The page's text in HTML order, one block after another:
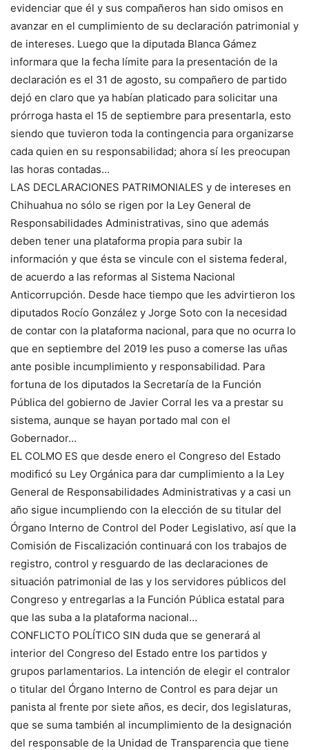
evidenciar que él y sus compañeros han sido omisos en
avanzar en el cumplimiento de su declaración patrimonial y
de intereses. Luego que la diputada Blanca Gámez
informara que la fecha límite para la presentación de la
declaración es el 31 de agosto, su compañero de partido
dejó en claro que ya habían platicado para solicitar una
prórroga hasta el 15 de septiembre para presentarla, esto
siendo que tuvieron toda la contingencia para organizarse
cada quien en su responsabilidad; ahora sí les preocupan
las horas contadas…
LAS DECLARACIONES PATRIMONIALES y de intereses en
Chihuahua no sólo se rigen por la Ley General de
Responsabilidades Administrativas, sino que además
deben tener una plataforma propia para subir la
información y que ésta se vincule con el sistema federal,
de acuerdo a las reformas al Sistema Nacional
Anticorrupción. Desde hace tiempo que les advirtieron los
diputados Rocío González y Jorge Soto con la necesidad
de contar con la plataforma nacional, para que no ocurra lo
que en septiembre del 2019 les puso a comerse las uñas
ante posible incumplimiento y responsabilidad. Para
fortuna de los diputados la Secretaría de la Función
Pública del gobierno de Javier Corral les va a prestar su
sistema, aunque se hayan portado mal con el
Gobernador…
EL COLMO ES que desde enero el Congreso del Estado
modificó su Ley Orgánica para dar cumplimiento a la Ley
General de Responsabilidades Administrativas y a casi un
año sigue incumpliendo con la elección de su titular del
Órgano Interno de Control del Poder Legislativo, así que la
Comisión de Fiscalización continuará con los trabajos de
registro, control y resguardo de las declaraciones de
situación patrimonial de las y los servidores públicos del
Congreso y entregarlas a la Función Pública estatal para
que las suba a la plataforma nacional…
CONFLICTO POLÍTICO SIN duda que se generará al
interior del Congreso del Estado entre los partidos y
grupos parlamentarios. La intención de elegir el contralor
o titular del Órgano Interno de Control es para dejar un
panista al frente por siete años, es decir, dos legislaturas,
que se suma también al incumplimiento de la designación
del responsable de la Unidad de Transparencia que tiene